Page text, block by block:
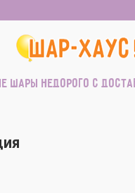
шары недорого с